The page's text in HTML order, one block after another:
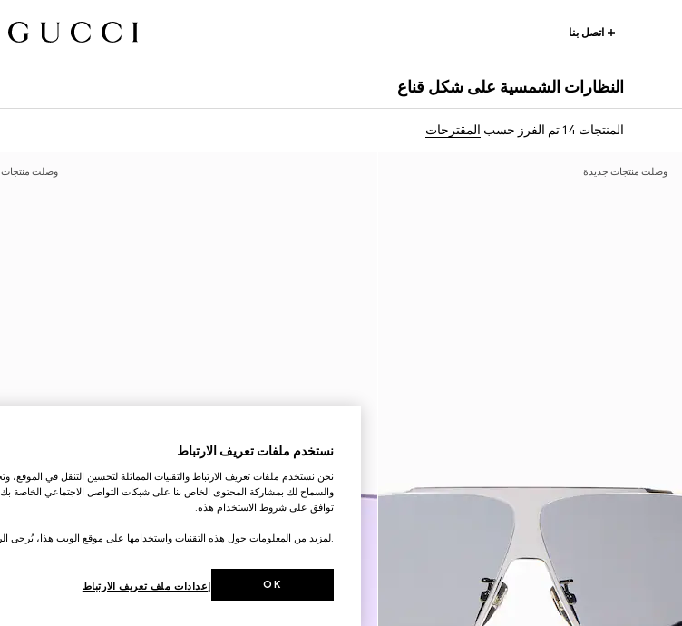
اتصل بنا
النظارات الشمسية على شكل قناع
المنتجات 14 تم الفرز حسب المقترحات
وصلت منتجات جديدة وصلت منتجات
نستخدم ملفات تعريف الارتباط
نحن نستخدم ملفات تعريف الارتباط والتقنيات المماثلة لتحسين التنقل في الموقع،
والسماح لك بمشاركة المحتوى الخاص بنا على شبكات التواصل الاجتماعي الخاصة
توافق على شروط الاستخدام هذه.
.لمزيد من المعلومات حول هذه التقنيات واستخدامها على موقع الويب هذا، يُرجى
إعدادات ملف تعريف الارتباط OK